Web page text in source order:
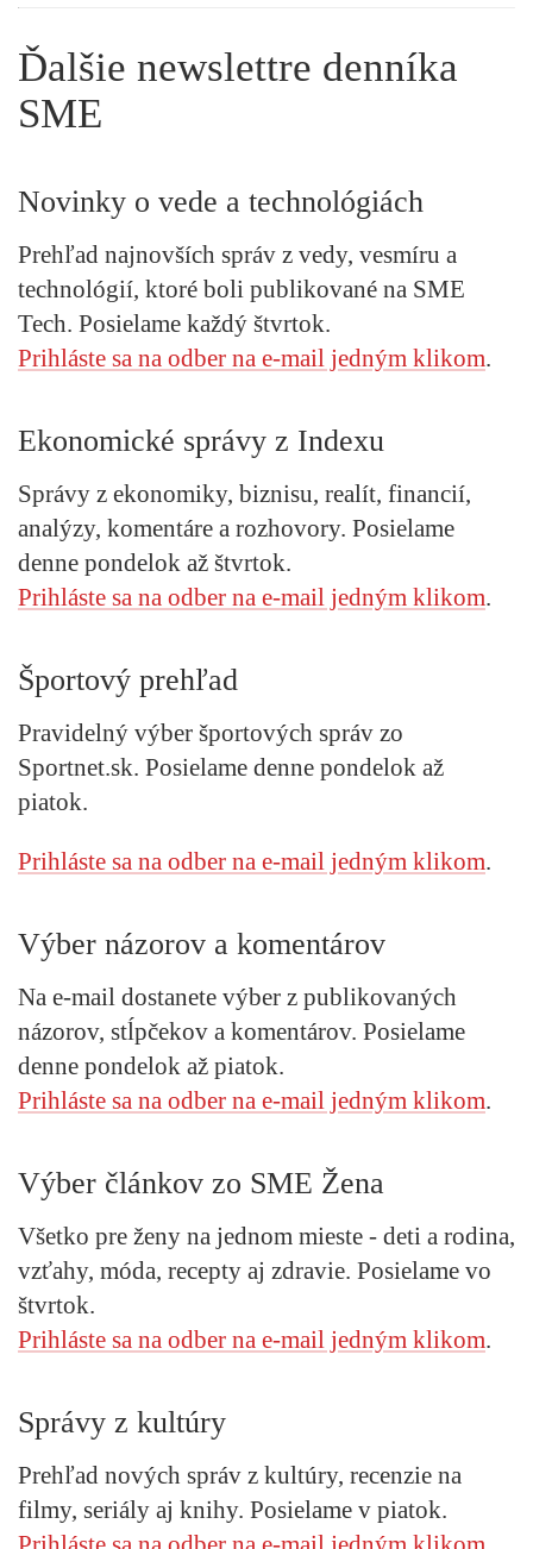
Ďalšie newslettre denníka
SME
Novinky o vede a technológiách
Prehľad najnovších správ z vedy, vesmíru a
technológií, ktoré boli publikované na SME
Tech. Posielame každý štvrtok.
Prihláste sa na odber na e-mail jedným klikom.
Ekonomické správy z Indexu
Správy z ekonomiky, biznisu, realít, financií,
analýzy, komentáre a rozhovory. Posielame
denne pondelok až štvrtok.
Prihláste sa na odber na e-mail jedným klikom.
Športový prehľad
Pravidelný výber športových správ zo
Sportnet.sk. Posielame denne pondelok až
piatok.
Prihláste sa na odber na e-mail jedným klikom.
Výber názorov a komentárov
Na e-mail dostanete výber z publikovaných
názorov, stĺpčekov a komentárov. Posielame
denne pondelok až piatok.
Prihláste sa na odber na e-mail jedným klikom.
Výber článkov zo SME Žena
Všetko pre ženy na jednom mieste - deti a rodina,
vzťahy, móda, recepty aj zdravie. Posielame vo
štvrtok.
Prihláste sa na odber na e-mail jedným klikom.
Správy z kultúry
Prehľad nových správ z kultúry, recenzie na
filmy, seriály aj knihy. Posielame v piatok.